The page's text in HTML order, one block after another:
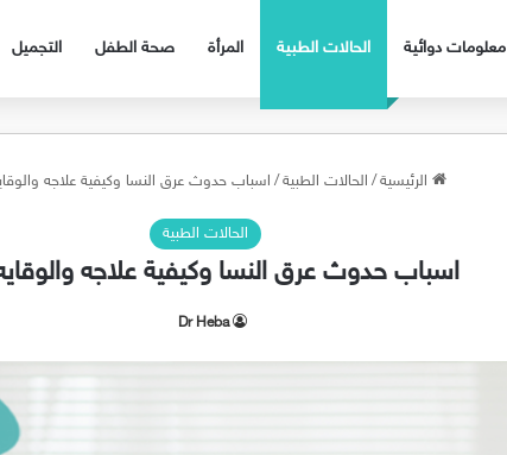
معلومات دوائية الحالات الطبية المرأة صحة الطفل التجميل
الرئيسية/ الحالات الطبية/ اسباب حدوث عرق النسا وكيفية علاجه
الحالات الطبية
اسباب حدوث عرق النسا وكيفية علاجه
Dr Heba